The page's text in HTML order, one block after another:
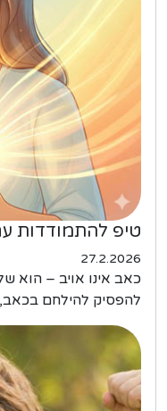
טיפ להתמודדות
27.2.2026
כאב אינו אויב – הוא
להפסיק להילחם